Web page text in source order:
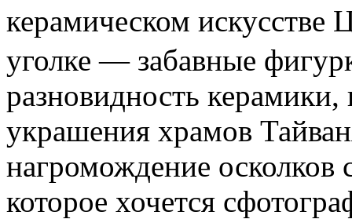
керамическом
уголке — забавные
разновидность
украшения храмов
нагромождение осколков
которое хочется